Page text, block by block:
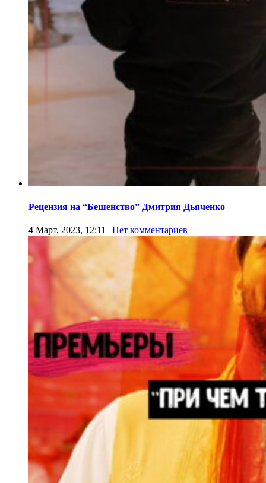
Рецензия на “Бешенство” Дмитрия Дьяченко
4 Март, 2023, 12:11 | Нет комментариев